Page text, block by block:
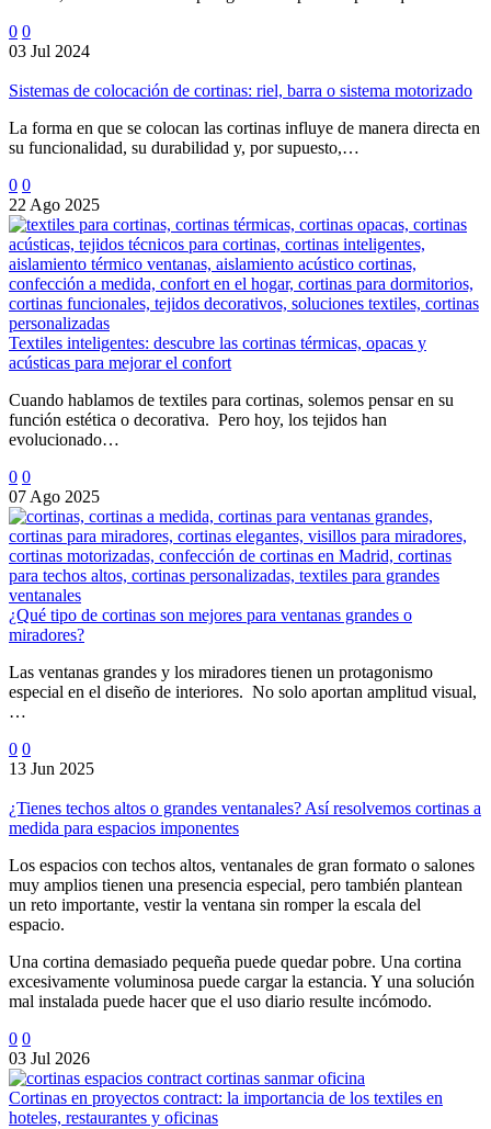
0 0
03 Jul 2024
Sistemas de colocación de cortinas: riel, barra o sistema motorizado
La forma en que se colocan las cortinas influye de manera directa en
su funcionalidad, su durabilidad y, por supuesto,…
0 0
22 Ago 2025
Textiles inteligentes: descubre las cortinas térmicas, opacas y
acústicas para mejorar el confort
Cuando hablamos de textiles para cortinas, solemos pensar en su
función estética o decorativa. Pero hoy, los tejidos han
evolucionado…
0 0
07 Ago 2025
¿Qué tipo de cortinas son mejores para ventanas grandes o
miradores?
Las ventanas grandes y los miradores tienen un protagonismo
especial en el diseño de interiores. No solo aportan amplitud visual,
…
0 0
13 Jun 2025
¿Tienes techos altos o grandes ventanales? Así resolvemos cortinas a
medida para espacios imponentes
Los espacios con techos altos, ventanales de gran formato o salones
muy amplios tienen una presencia especial, pero también plantean
un reto importante, vestir la ventana sin romper la escala del
espacio.
Una cortina demasiado pequeña puede quedar pobre. Una cortina
excesivamente voluminosa puede cargar la estancia. Y una solución
mal instalada puede hacer que el uso diario resulte incómodo.
0 0
03 Jul 2026
Cortinas en proyectos contract: la importancia de los textiles en
hoteles, restaurantes y oficinas